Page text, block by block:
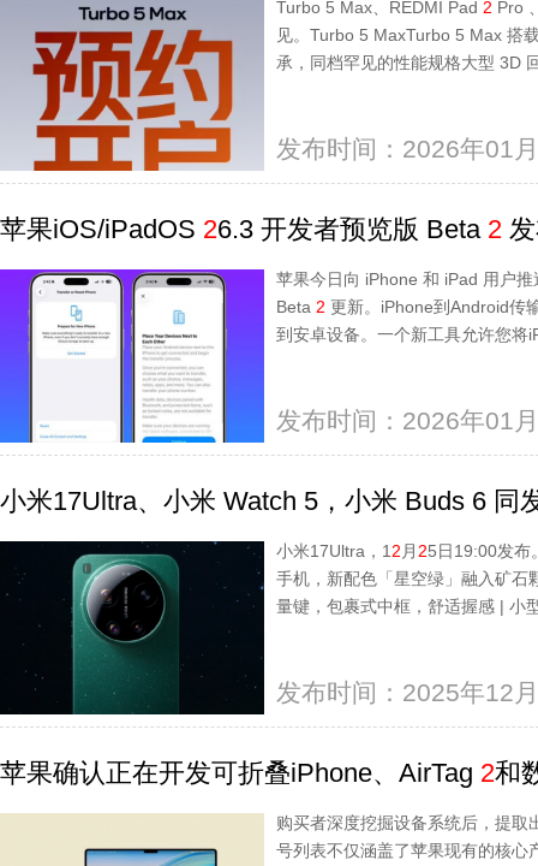
Turbo 5 Max、REDMI Pad 2 Pro
见。Turbo 5 MaxTurbo 5 Max 搭
承，同档罕见的性能规格大型 3D
发布时间：2026年01
苹果iOS/iPadOS 26.3 开发者预览版 Beta 2
苹果今日向 iPhone 和 iPad 用户
Beta 2 更新。iPhone到Android传
到安卓设备。一个新工具允许您将
发布时间：2026年01
小米17Ultra、小米 Watch 5，小米 Buds 6 同
小米17Ultra，1 2 月 25日19:00发布
手机，新配色「星空绿」融入矿石
量键，包裹式中框，舒适握感 | 小
发布时间：2025年12
苹果确认正在开发可折叠iPhone、AirTag 2和
购买者深度挖掘设备系统后，提取
号列表不仅涵盖了苹果现有的核心